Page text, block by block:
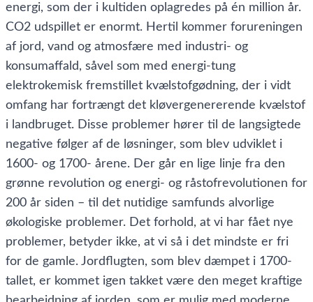
energi, som der i kultiden oplagredes på én million år.
CO2 udspillet er enormt. Hertil kommer forureningen
af jord, vand og atmosfære med industri- og
konsumaffald, såvel som med energi-tung
elektrokemisk fremstillet kvælstofgødning, der i vidt
omfang har fortrængt det kløvergenererende kvælstof
i landbruget. Disse problemer hører til de langsigtede
negative følger af de løsninger, som blev udviklet i
1600- og 1700- årene. Der går en lige linje fra den
grønne revolution og energi- og råstofrevolutionen for
200 år siden – til det nutidige samfunds alvorlige
økologiske problemer. Det forhold, at vi har fået nye
problemer, betyder ikke, at vi så i det mindste er fri
for de gamle. Jordflugten, som blev dæmpet i 1700-
tallet, er kommet igen takket være den meget kraftige